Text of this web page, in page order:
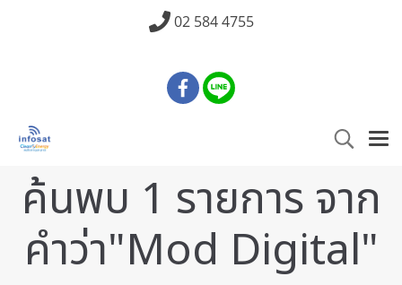
02 584 4755
ค้นพบ 1 รายการ จาก
คำว่า"Mod Digital"